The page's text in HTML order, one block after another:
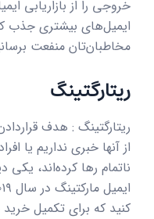
خروجی را از بازاریابی
ایمیل‌های بیشتری جذب
مخاطبان‌تان منفعت
ریتارگتینگ
ریتارگتینگ : هدف
از آنها خبری نداریم یا
ناتمام رها کرده‌اند،
کنید که برای تکمیل